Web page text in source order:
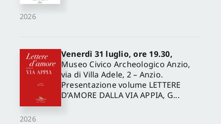
2026
2026
Venerdì 31 luglio, ore 19.30,
Museo Civico Archeologico Anzio,
via di Villa Adele, 2 – Anzio.
Presentazione volume LETTERE
D’AMORE DALLA VIA APPIA, G...